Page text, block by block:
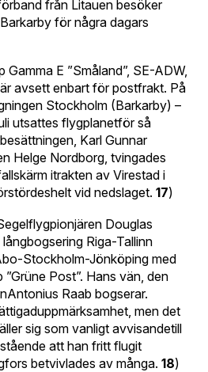
från Litauen besöker
för några dagars
Gamma E ”Småland”, SE-ADW,
avsett enbart för postfrakt. På
Stockholm (Barkarby) –
utsattes flygplanetför så
Karl Gunnar
Helge Nordborg, tvingades
itrakten av Virestad i
vid nedslaget. 17)
Douglas
Riga-Tallinn
Stockholm-Jönköping med
Post”. Hans vän, den
Raab bogserar.
men det
sig som vanligt avvisandetill
att han fritt flugit
betvivlades av många. 18)